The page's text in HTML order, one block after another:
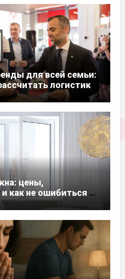
для всей семьи:
логистику
цены,
как не ошибиться с